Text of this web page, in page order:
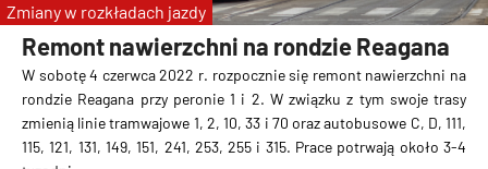
Remont nawierzchni na rondzie Reagana
W sobotę 4 czerwca 2022 r. rozpocznie się remont nawierzchni na
rondzie Reagana przy peronie 1 i 2. W związku z tym swoje trasy
zmienią linie tramwajowe 1, 2, 10, 33 i 70 oraz autobusowe C, D, 111,
115, 121, 131, 149, 151, 241, 253, 255 i 315. Prace potrwają około 3-4
Zmiany w rozkładach jazdy